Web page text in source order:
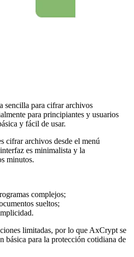
sencilla para cifrar archivos
para principiantes y usuarios
y fácil de usar.
cifrar archivos desde el menú
es minimalista y la
minutos.
complejos;
sueltos;
limitadas, por lo que AxCrypt se
básica para la protección cotidiana de